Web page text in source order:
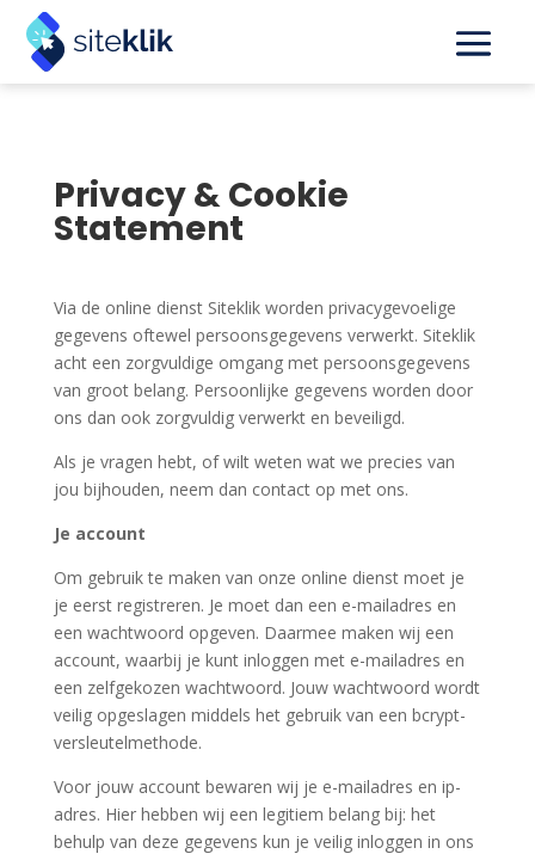
Privacy & Cookie
Statement
Via de online dienst Siteklik worden privacygevoelige
gegevens oftewel persoonsgegevens verwerkt. Siteklik
acht een zorgvuldige omgang met persoonsgegevens
van groot belang. Persoonlijke gegevens worden door
ons dan ook zorgvuldig verwerkt en beveiligd.
Als je vragen hebt, of wilt weten wat we precies van
jou bijhouden, neem dan contact op met ons.
Je account
Om gebruik te maken van onze online dienst moet je
je eerst registreren. Je moet dan een e-mailadres en
een wachtwoord opgeven. Daarmee maken wij een
account, waarbij je kunt inloggen met e-mailadres en
een zelfgekozen wachtwoord. Jouw wachtwoord wordt
veilig opgeslagen middels het gebruik van een bcrypt-
versleutelmethode.
Voor jouw account bewaren wij je e-mailadres en ip-
adres. Hier hebben wij een legitiem belang bij: het
behulp van deze gegevens kun je veilig inloggen in ons